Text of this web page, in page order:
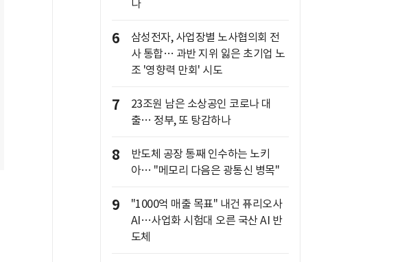
나
6
삼성전자, 사업장별 노사협의회 전
사 통합… 과반 지위 잃은 초기업 노
조 '영향력 만회' 시도
7
23조원 남은 소상공인 코로나 대
출… 정부, 또 탕감하나
8
반도체 공장 통째 인수하는 노키
아… "메모리 다음은 광통신 병목"
9
"1000억 매출 목표" 내건 퓨리오사
AI…사업화 시험대 오른 국산 AI 반
도체